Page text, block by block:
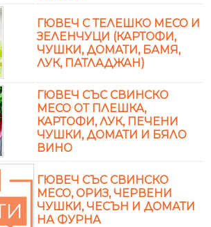
ГЮВЕЧ С ТЕЛЕШКО МЕСО И
ЗЕЛЕНЧУЦИ (КАРТОФИ,
ЧУШКИ, ДОМАТИ, БАМЯ,
ЛУК, ПАТЛАДЖАН)
ГЮВЕЧ СЪС СВИНСКО
МЕСО ОТ ПЛЕШКА,
КАРТОФИ, ЛУК, ПЕЧЕНИ
ЧУШКИ, ДОМАТИ И БЯЛО
ВИНО
ГЮВЕЧ СЪС СВИНСКО
МЕСО, ОРИЗ, ЧЕРВЕНИ
ЧУШКИ, ЧЕСЪН И ДОМАТИ
НА ФУРНА